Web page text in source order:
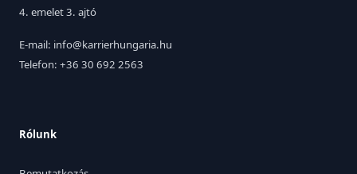
4. emelet 3. ajtó
E-mail: info@karrierhungaria.hu
Telefon: +36 30 692 2563
Rólunk